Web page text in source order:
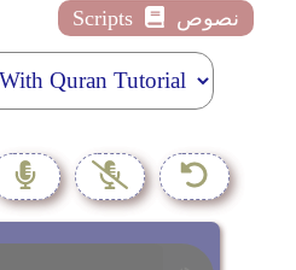
Scripts نصوص